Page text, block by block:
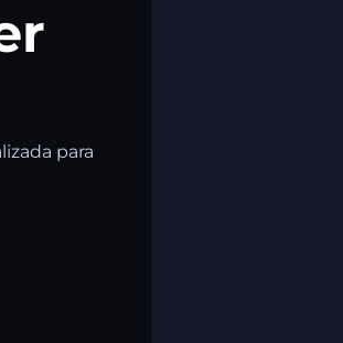
para